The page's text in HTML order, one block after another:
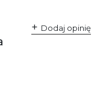
PDF
Dodaj opinię